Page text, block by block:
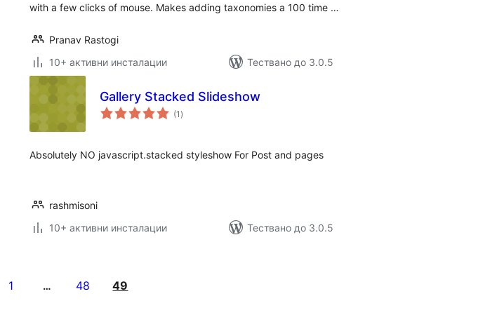
with a few clicks of mouse. Makes adding taxonomies a 100 time …
Pranav Rastogi
10+ активни инсталации
Тествано до 3.0.5
Gallery Stacked Slideshow
(1 общо
оценки
)
Absolutely NO javascript.stacked styleshow For Post and pages
rashmisoni
10+ активни инсталации
Тествано до 3.0.5
1 … 48 49